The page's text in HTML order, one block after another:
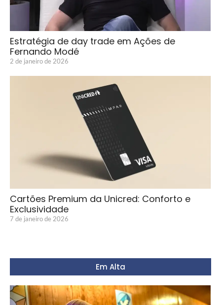
Estratégia de day trade em Ações de
Fernando Modé
2 de janeiro de 2026
Cartões Premium da Unicred: Conforto e
Exclusividade
7 de janeiro de 2026
Em Alta